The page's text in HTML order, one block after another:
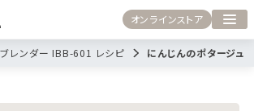
オンラインストア
レンダー IBB-601 レシピ にんじんのポタージュ